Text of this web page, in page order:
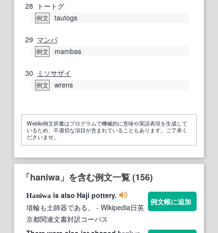
28 トートグ
例文 tautogs
29 マンバ
例文 mambas
30 ミソサザイ
例文 wrens
Weblio例文辞書はプログラムで機械的に意味や英語表現を生成して
いるため、不適切な項目が含まれていることもあります。ご了承く
ださいませ。
「haniwa」を含む例文一覧 (156)
Haniwa is also Haji pottery.
埴輪も土師器である。
- Wikipedia日英
京都関連文書対訳コーパス
例文帳に追加